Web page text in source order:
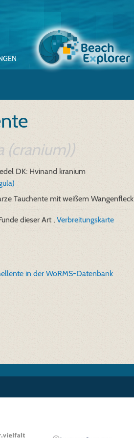
(cranium))
DK: Hvinand kranium
Tauchente mit weißem Wangenfleck
dieser Art , Verbreitungskarte
in der WoRMS-Datenbank